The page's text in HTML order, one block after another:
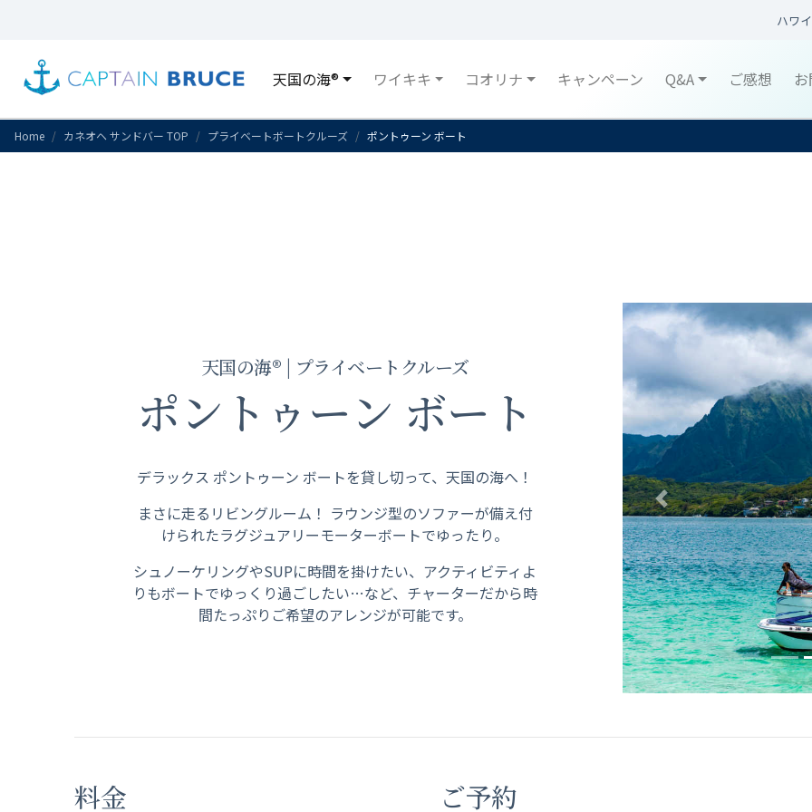
ハワ
天国の海® ワイキキ コオリナ キャンペーン Q&A ご感想
Home カネオヘ サンドバー TOP プライベートボートクルーズ ポントゥーン ボート
天国の海® | プライベートクルーズ
ポントゥーン ボート
デラックス ポントゥーン ボートを貸し切って、天国の海へ！
まさに走るリビングルーム！ ラウンジ型のソファーが備え付
けられたラグジュアリーモーターボートでゆったり。
シュノーケリングやSUPに時間を掛けたい、アクティビティよ
りもボートでゆっくり過ごしたい…など、チャーターだから時
間たっぷりご希望のアレンジが可能です。
Previous
料金 ご予約